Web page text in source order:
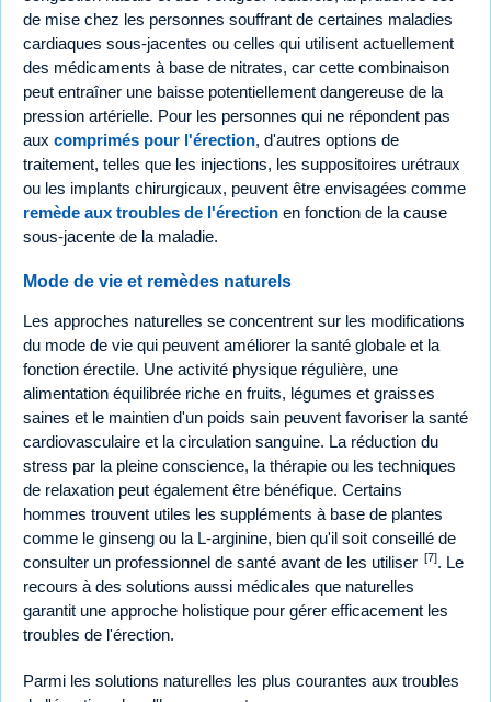
de mise chez les personnes souffrant de certaines maladies
cardiaques sous-jacentes ou celles qui utilisent actuellement
des médicaments à base de nitrates, car cette combinaison
peut entraîner une baisse potentiellement dangereuse de la
pression artérielle. Pour les personnes qui ne répondent pas
aux comprimés pour l'érection, d'autres options de
traitement, telles que les injections, les suppositoires urétraux
ou les implants chirurgicaux, peuvent être envisagées comme
remède aux troubles de l'érection en fonction de la cause
sous-jacente de la maladie.
Mode de vie et remèdes naturels
Les approches naturelles se concentrent sur les modifications
du mode de vie qui peuvent améliorer la santé globale et la
fonction érectile. Une activité physique régulière, une
alimentation équilibrée riche en fruits, légumes et graisses
saines et le maintien d'un poids sain peuvent favoriser la santé
cardiovasculaire et la circulation sanguine. La réduction du
stress par la pleine conscience, la thérapie ou les techniques
de relaxation peut également être bénéfique. Certains
hommes trouvent utiles les suppléments à base de plantes
comme le ginseng ou la L-arginine, bien qu'il soit conseillé de
consulter un professionnel de santé avant de les utiliser [7]. Le
recours à des solutions aussi médicales que naturelles
garantit une approche holistique pour gérer efficacement les
troubles de l'érection.
Parmi les solutions naturelles les plus courantes aux troubles